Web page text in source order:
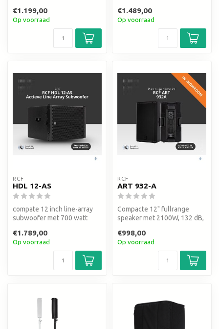
€1.199,00
Op voorraad
€1.489,00
Op voorraad
RCF
HDL 12-AS
compate 12 inch line-array
subwoofer met 700 watt
€1.789,00
Op voorraad
RCF
ART 932-A
Compacte 12" fullrange
speaker met 2100W, 132 dB,
FiRP...
€998,00
Op voorraad